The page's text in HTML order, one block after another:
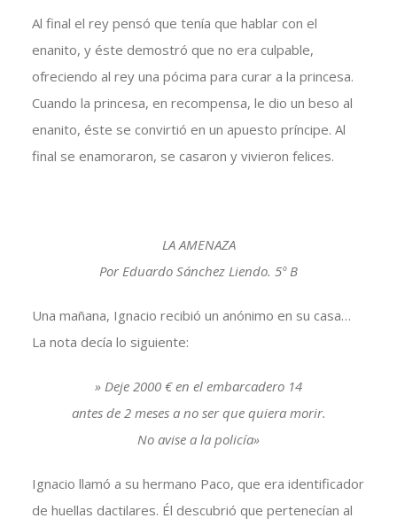
Al final el rey pensó que tenía que hablar con el
enanito, y éste demostró que no era culpable,
ofreciendo al rey una pócima para curar a la princesa.
Cuando la princesa, en recompensa, le dio un beso al
enanito, éste se convirtió en un apuesto príncipe. Al
final se enamoraron, se casaron y vivieron felices.
LA AMENAZA
Por Eduardo Sánchez Liendo. 5º B
Una mañana, Ignacio recibió un anónimo en su casa…
La nota decía lo siguiente:
» Deje 2000 € en el embarcadero 14
antes de 2 meses a no ser que quiera morir.
No avise a la policía»
Ignacio llamó a su hermano Paco, que era identificador
de huellas dactilares. Él descubrió que pertenecían al